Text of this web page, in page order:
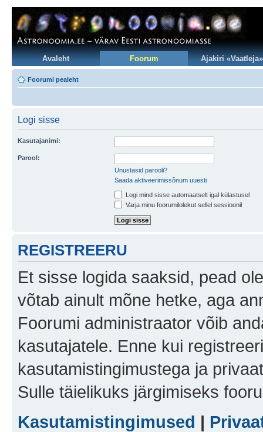
Avaleht Foorum Ajakiri «Vaatleja»
Foorumi pealeht
Logi sisse
Kasutajanimi:
Parool:
Unustasid parooli?
Saada aktiveerimissõnum uuesti
Logi mind sisse automaatselt igal külastusel
Varja minu foorumilolekut sellel sessioonil
REGISTREERU
Et sisse logida saaksid, pead
võtab ainult mõne hetke, aga
Foorumi administraator võib
kasutajatele. Enne kui
kasutamistingimustega ja
Sulle täielikuks järgimiseks
Kasutamistingimused |